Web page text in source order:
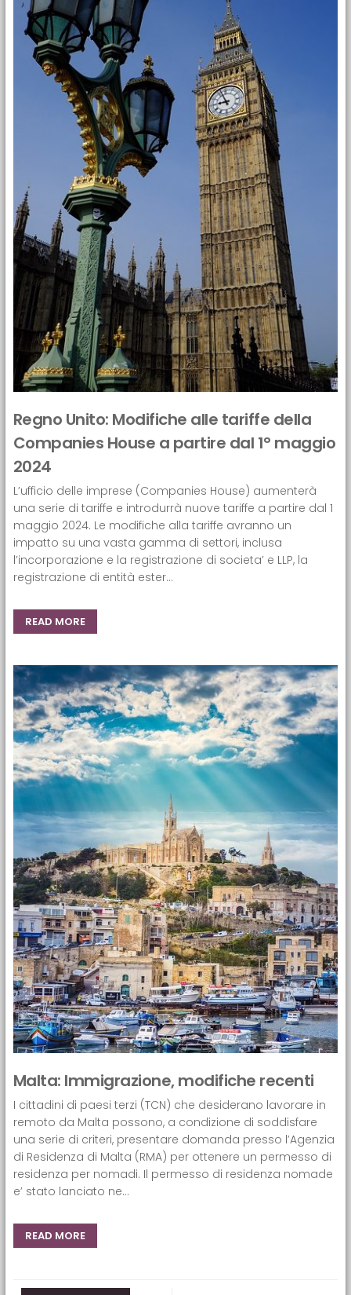
Regno Unito: Modifiche alle tariffe della
Companies House a partire dal 1° maggio
2024
L’ufficio delle imprese (Companies House) aumenterà
una serie di tariffe e introdurrà nuove tariffe a partire dal 1
maggio 2024. Le modifiche alla tariffe avranno un
impatto su una vasta gamma di settori, inclusa
l’incorporazione e la registrazione di societa’ e LLP, la
registrazione di entità ester...
READ MORE
Malta: Immigrazione, modifiche recenti
I cittadini di paesi terzi (TCN) che desiderano lavorare in
remoto da Malta possono, a condizione di soddisfare
una serie di criteri, presentare domanda presso l’Agenzia
di Residenza di Malta (RMA) per ottenere un permesso di
residenza per nomadi. Il permesso di residenza nomade
e’ stato lanciato ne...
READ MORE